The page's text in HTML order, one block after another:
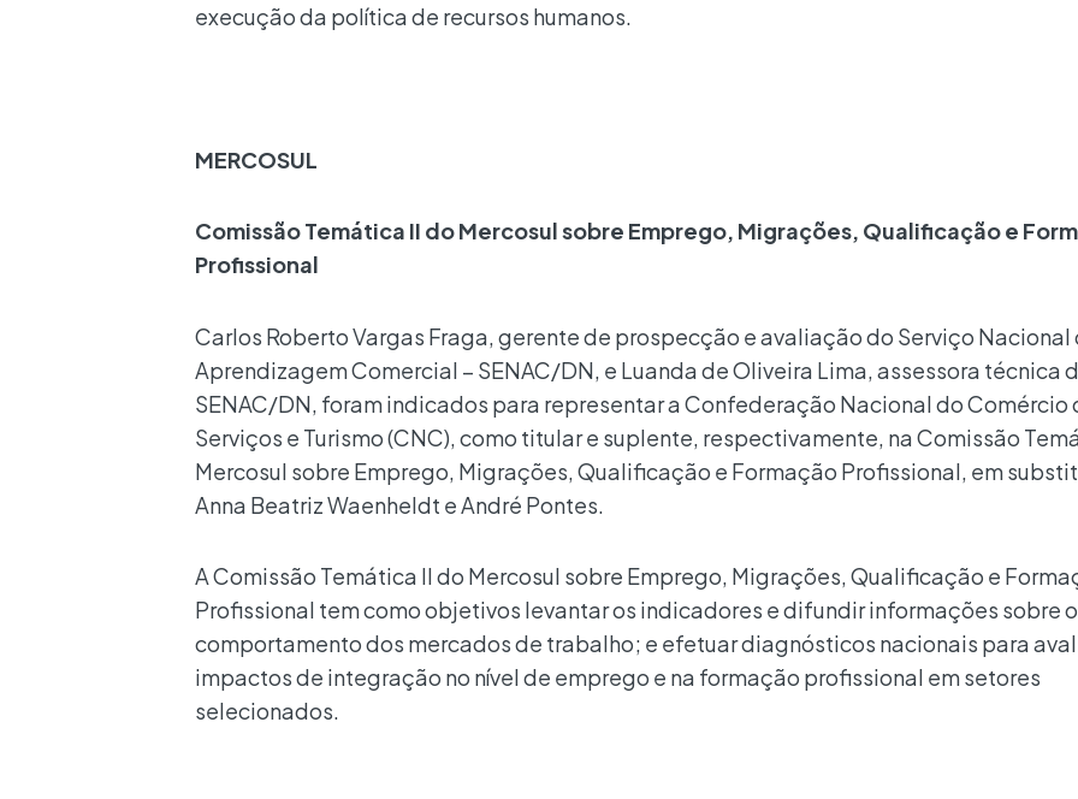
execução da política de recursos humanos.
MERCOSUL
Comissão Temática II do Mercosul sobre Emprego, Migrações, Qualificação e
Profissional
Carlos Roberto Vargas Fraga, gerente de prospecção e avaliação do Serviço Nacional
Aprendizagem Comercial – SENAC/DN, e Luanda de Oliveira Lima, assessora técnica
SENAC/DN, foram indicados para representar a Confederação Nacional do Comércio
Serviços e Turismo (CNC), como titular e suplente, respectivamente, na Comissão
Mercosul sobre Emprego, Migrações, Qualificação e Formação Profissional, em
Anna Beatriz Waenheldt e André Pontes.
A Comissão Temática II do Mercosul sobre Emprego, Migrações, Qualificação e
Profissional tem como objetivos levantar os indicadores e difundir informações sobre o
comportamento dos mercados de trabalho; e efetuar diagnósticos nacionais para
impactos de integração no nível de emprego e na formação profissional em setores
selecionados.